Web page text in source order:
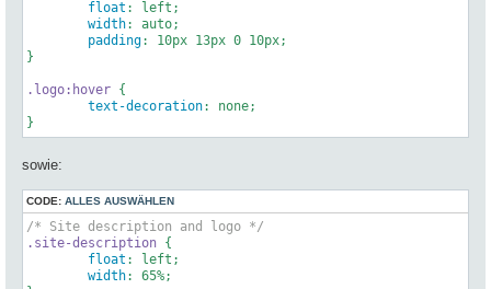
float : left;
width: auto;
padding: 10px 13px 0 10px;
}
.logo :hover {
text-decoration: none;
}
sowie:
CODE: ALLES AUSWÄHLEN
/* Site description and logo */
.site-description {
float : left;
width: 65%;